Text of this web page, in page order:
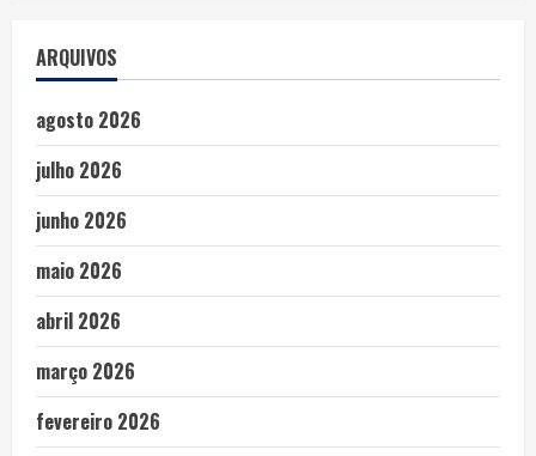
ARQUIVOS
agosto 2026
julho 2026
junho 2026
maio 2026
abril 2026
março 2026
fevereiro 2026